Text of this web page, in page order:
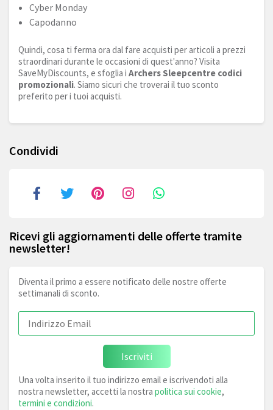
Cyber Monday
Capodanno
Quindi, cosa ti ferma ora dal fare acquisti per articoli a prezzi
straordinari durante le occasioni di quest'anno? Visita
SaveMyDiscounts, e sfoglia i Archers Sleepcentre codici
promozionali. Siamo sicuri che troverai il tuo sconto
preferito per i tuoi acquisti.
Condividi
Ricevi gli aggiornamenti delle offerte tramite
newsletter!
Diventa il primo a essere notificato delle nostre offerte
settimanali di sconto.
Iscriviti
Una volta inserito il tuo indirizzo email e iscrivendoti alla
nostra newsletter, accetti la nostra politica sui cookie,
termini e condizioni.